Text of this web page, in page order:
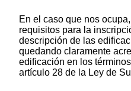
En el caso que nos
requisitos para la
descripción de las
quedando claramente
edificación en los
artículo 28 de la Ley de